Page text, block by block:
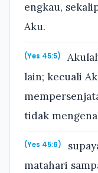
engkau,
Aku.
(Yes 45:5)
lain; kecuali
tidak
(Yes 45:6)
matahari